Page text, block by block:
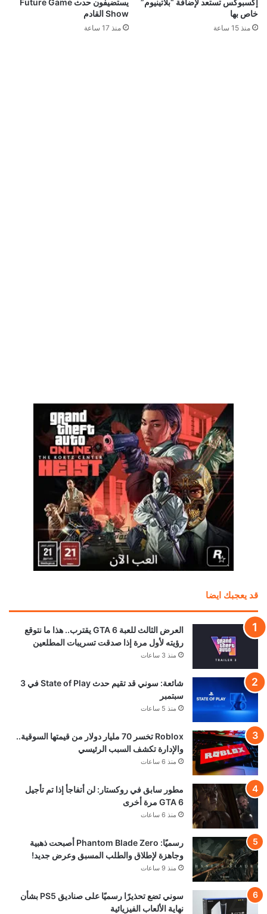
خاص بها
منذ 15 ساعة
Show القادم
منذ 17 ساعة
قد يعجبك ايضا
العرض الثالث للعبة GTA 6 يقترب.. هذا ما نتوقع
رؤيته لأول مرة إذا صدقت تسريبات المطلعين
منذ 3 ساعات
شائعة: سوني قد تقيم حدث State of Play في 3
سبتمبر
منذ 5 ساعات
Roblox تخسر 70 مليار دولار من قيمتها السوقية..
والإدارة تكشف السبب الرئيسي
منذ 6 ساعات
مطور سابق في روكستار: لن أتفاجأ إذا تم تأجيل
GTA 6 مرة أخرى
منذ 6 ساعات
رسميًا: Phantom Blade Zero أصبحت ذهبية
وجاهزة لإطلاق والطلب المسبق وعرض جديد!
منذ 9 ساعات
سوني تضع تحذيرًا رسميًا على صناديق PS5 بشأن
نهاية الألعاب الفيزيائية